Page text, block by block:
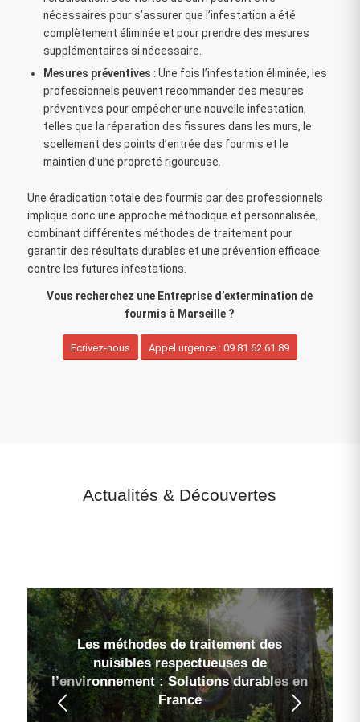
nécessaires pour s’assurer que l’infestation a été
complètement éliminée et pour prendre des mesures
supplémentaires si nécessaire.
Mesures préventives : Une fois l’infestation éliminée, les
professionnels peuvent recommander des mesures
préventives pour empêcher une nouvelle infestation,
telles que la réparation des fissures dans les murs, le
scellement des points d’entrée des fourmis et le
maintien d’une propreté rigoureuse.
Une éradication totale des fourmis par des professionnels
implique donc une approche méthodique et personnalisée,
combinant différentes méthodes de traitement pour
garantir des résultats durables et une prévention efficace
contre les futures infestations.
Vous recherchez une Entreprise d’extermination de
fourmis à Marseille ?
Ecrivez-nous Appel urgence : 09 81 62 61 89
Actualités& Découvertes
Les méthodes de traitement des
nuisibles respectueuses de
l’environnement : Solutions durables en
France
Suivant